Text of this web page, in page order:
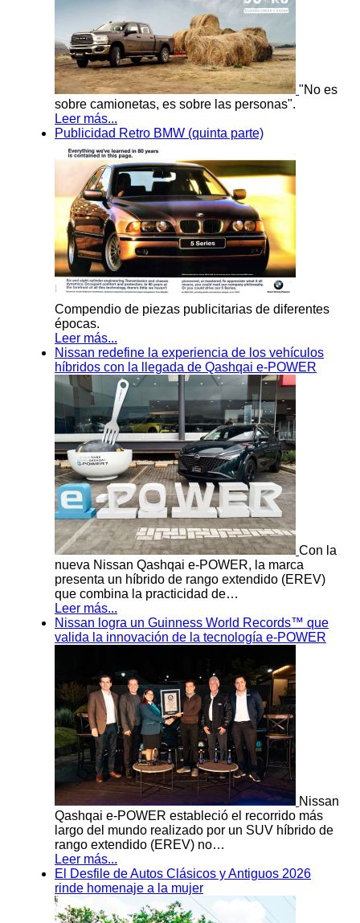
"No es
sobre camionetas, es sobre las personas".
Leer más...
Publicidad Retro BMW (quinta parte)
Compendio de piezas publicitarias de diferentes
épocas.
Leer más...
Nissan redefine la experiencia de los vehículos
híbridos con la llegada de Qashqai e-POWER
Con la
nueva Nissan Qashqai e-POWER, la marca
presenta un híbrido de rango extendido (EREV)
que combina la practicidad de…
Leer más...
Nissan logra un Guinness World Records™ que
valida la innovación de la tecnología e-POWER
Nissan
Qashqai e-POWER estableció el recorrido más
largo del mundo realizado por un SUV híbrido de
rango extendido (EREV) no…
Leer más...
El Desfile de Autos Clásicos y Antiguos 2026
rinde homenaje a la mujer